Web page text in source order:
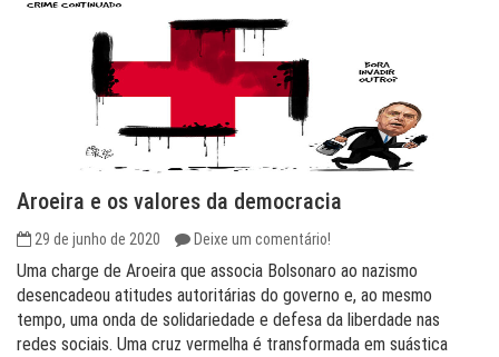
Aroeira e os valores da democracia
29 de junho de 2020 Deixe um comentário!
Uma charge de Aroeira que associa Bolsonaro ao nazismo
desencadeou atitudes autoritárias do governo e, ao mesmo
tempo, uma onda de solidariedade e defesa da liberdade nas
redes sociais. Uma cruz vermelha é transformada em suástica